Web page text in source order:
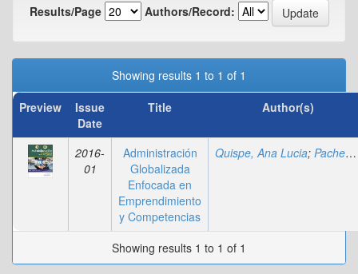
Results/Page
Authors/Record:
Showing results 1 to 1 of 1
Preview
Issue
Date
Title Author(s)
2016-
01
Administración
Globalizada
Enfocada en
Emprendimiento
y Competencias
Quispe, Ana Lucia; Pacheco, Ariana
Showing results 1 to 1 of 1